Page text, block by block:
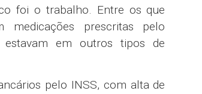
foi o trabalho. Entre os que
medicações prescritas pelo
em outros tipos de
pelo INSS, com alta de